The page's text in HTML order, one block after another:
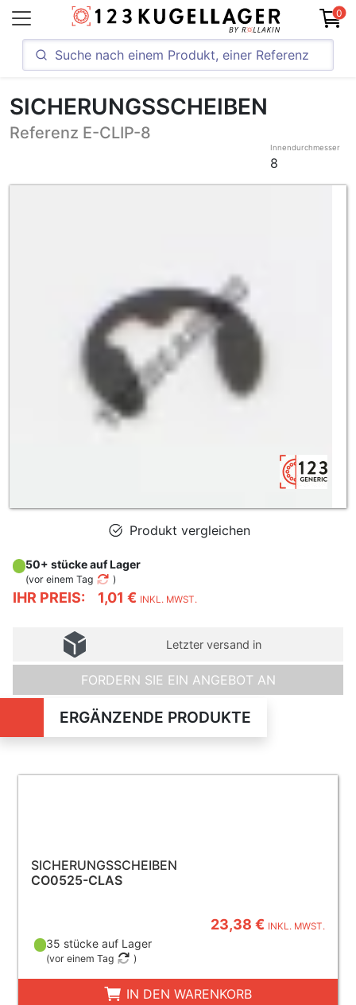
0
SICHERUNGSSCHEIBEN
Referenz E-CLIP-8
Innendurchmesser
8
Produkt vergleichen
IHR PREIS: 1,01 € INKL. MWST.
50+ stücke auf Lager
(vor einem Tag )
Letzter versand in
FORDERN SIE EIN ANGEBOT AN
ERGÄNZENDE PRODUKTE
SICHERUNGSSCHEIBEN
CO0525-CLAS
23,38 € INKL. MWST.
35 stücke auf Lager
(vor einem Tag )
IN DEN WARENKORB